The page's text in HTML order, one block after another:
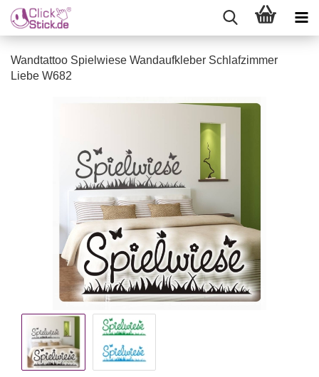
Wandtattoo Spielwiese Wandaufkleber Schlafzimmer
Liebe W682